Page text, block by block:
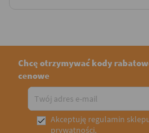
Chcę otrzymywać kody
cenowe
 Akceptuję regulamin
prywatności.